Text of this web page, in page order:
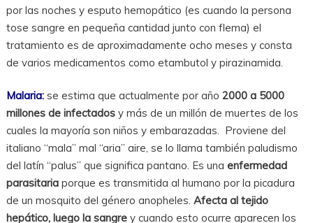
por las noches y esputo hemopático (es cuando la persona
tose sangre en pequeña cantidad junto con flema) el
tratamiento es de aproximadamente ocho meses y consta
de varios medicamentos como etambutol y pirazinamida.
Malaria: se estima que actualmente por año 2000 a 5000
millones de infectadosy más de un millón de muertes de los
cuales la mayoría son niños y embarazadas. Proviene del
italiano “mala” mal “aria” aire, se lo llama también paludismo
del latín “palus” que significa pantano. Es una enfermedad
parasitariaporque es transmitida al humano por la picadura
de un mosquito del género anopheles. Afecta al tejido
hepático, luego la sangrey cuando esto ocurre aparecen los